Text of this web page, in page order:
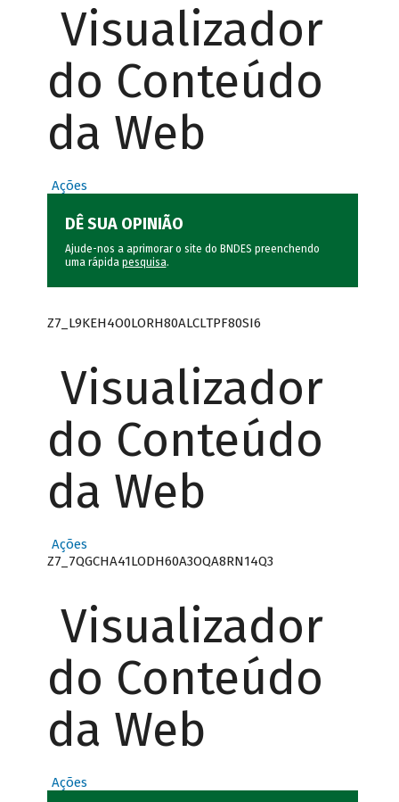
Visualizador
do Conteúdo
da Web
Ações
DÊ SUA OPINIÃO
Ajude-nos a aprimorar o site do BNDES preenchendo
uma rápida pesquisa.
Z7_L9KEH4O0LORH80ALCLTPF80SI6
Visualizador
do Conteúdo
da Web
Ações
Z7_7QGCHA41LODH60A3OQA8RN14Q3
Visualizador
do Conteúdo
da Web
Ações